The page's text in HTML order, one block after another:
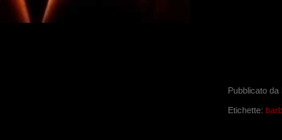
Pubblicato da
Etichette: